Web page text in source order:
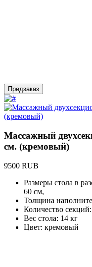
Предзаказ
Массажный
см. (кремовый)
9500 RUB
Размеры стола в
60 см,
Толщина
Количество
Вес стола: 14 кг
Цвет: кремовый